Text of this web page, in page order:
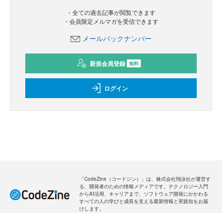
・全ての過去記事が閲覧できます
・会員限定メルマガを受信できます
メールバックナンバー
新規会員登録 無料
ログイン
「CodeZine（コードジン）」は、株式会社翔泳社が運営す
る、開発者のための情報メディアです。テクノロジー入門
からAI活用、キャリアまで、ソフトウェア開発にかかわる
すべての人の学びと成長を支える最新情報と実践知をお届
けします。